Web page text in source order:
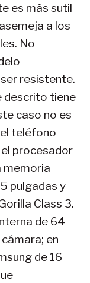
es más sutil
a los
No
resistente.
descrito tiene
caso no es
teléfono
procesador
memoria
pulgadas y
Class 3.
de 64
en
de 16